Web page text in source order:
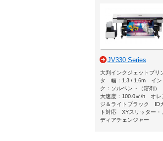
JV330 Series
大判インクジェットプリ
タ 幅：1.3 / 1.6m イン
ク：ソルベント（溶剤
大速度：100.0㎡/h オレ
ジ＆ライトブラック ID
ト対応 XYスリッター・
ディアチェンジャー